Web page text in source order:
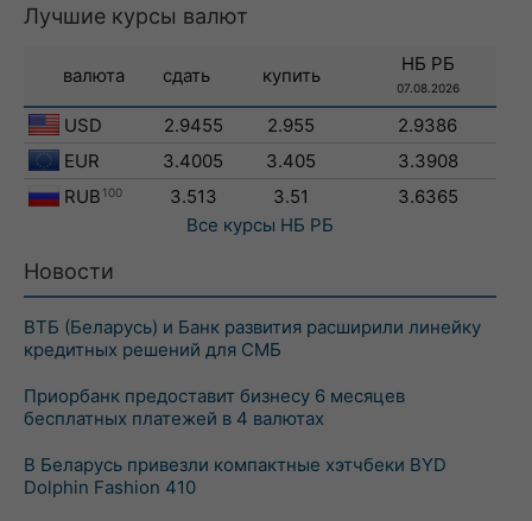
Лучшие курсы валют
валюта сдать купить
НБ РБ
07.08.2026
USD 2.9455 2.955
2.9386
EUR
3.4005 3.405
3.3908
RUB 100 3.513 3.51
3.6365
Все курсы НБ РБ
Новости
ВТБ (Беларусь) и Банк развития расширили линейку
кредитных решений для СМБ
Приорбанк предоставит бизнесу 6 месяцев
бесплатных платежей в 4 валютах
В Беларусь привезли компактные хэтчбеки BYD
Dolphin Fashion 410